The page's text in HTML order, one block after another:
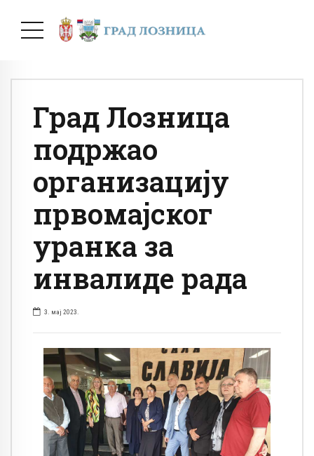
Град Лозница
подржао
организацију
првомајског
уранка за
инвалиде рада
3. мај 2023.